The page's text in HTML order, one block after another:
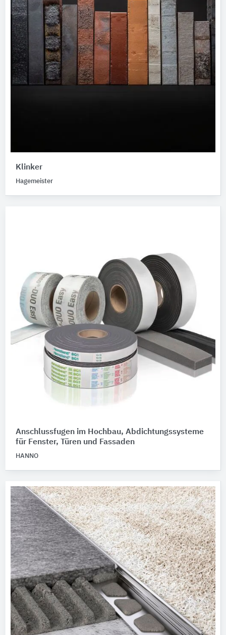
Klinker
Hagemeister
Anschlussfugen im Hochbau, Abdichtungssysteme
für Fenster, Türen und Fassaden
HANNO